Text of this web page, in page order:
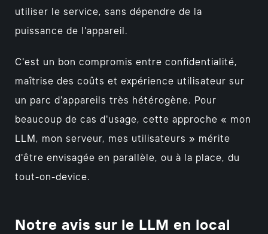
utiliser le service, sans dépendre de la
puissance de l'appareil.
C'est un bon compromis entre confidentialité,
maîtrise des coûts et expérience utilisateur sur
un parc d'appareils très hétérogène. Pour
beaucoup de cas d'usage, cette approche « mon
LLM, mon serveur, mes utilisateurs » mérite
d'être envisagée en parallèle, ou à la place, du
tout-on-device.
Notre avis sur le LLM en local